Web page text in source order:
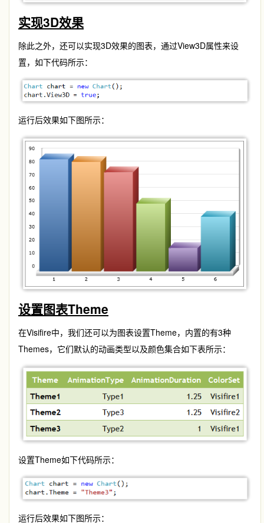
实现3D效果
除此之外，还可以实现3D效果的图表，通过View3D属性来设
置，如下代码所示：
运行后效果如下图所示：
设置图表Theme
在Visifire中，我们还可以为图表设置Theme，内置的有3种
Themes，它们默认的动画类型以及颜色集合如下表所示：
设置Theme如下代码所示：
运行后效果如下图所示：